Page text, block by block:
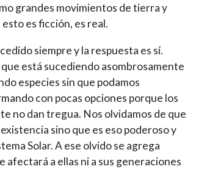
grandes movimientos de tierra y
es ficción, es real.
siempre y la respuesta es sí.
está sucediendo asombrosamente
especies sin que podamos
con pocas opciones porque los
no dan tregua. Nos olvidamos de que
sino que es eso poderoso y
Solar. A ese olvido se agrega
afectará a ellas ni a sus generaciones